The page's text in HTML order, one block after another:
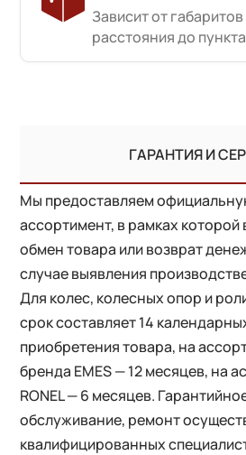
Зависит от
расстояния до
ГАРАНТИЯ И
Мы предоставляем
ассортимент, в рамках
обмен товара или возврат
случае выявления
Для колес, колесных опор и
срок составляет 14
приобретения товара, на
бренда EMES — 12 месяцев, на
RONEL — 6 месяцев.
обслуживание, ремонт
квалифицированных